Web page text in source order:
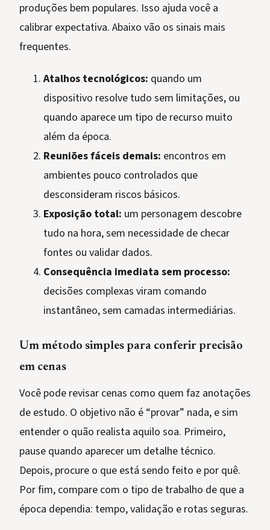
produções bem populares. Isso ajuda você a
calibrar expectativa. Abaixo vão os sinais mais
frequentes.
Atalhos tecnológicos: quando um
dispositivo resolve tudo sem limitações, ou
quando aparece um tipo de recurso muito
além da época.
Reuniões fáceis demais: encontros em
ambientes pouco controlados que
desconsideram riscos básicos.
Exposição total: um personagem descobre
tudo na hora, sem necessidade de checar
fontes ou validar dados.
Consequência imediata sem processo:
decisões complexas viram comando
instantâneo, sem camadas intermediárias.
Um método simples para conferir precisão
em cenas
Você pode revisar cenas como quem faz anotações
de estudo. O objetivo não é “provar” nada, e sim
entender o quão realista aquilo soa. Primeiro,
pause quando aparecer um detalhe técnico.
Depois, procure o que está sendo feito e por quê.
Por fim, compare com o tipo de trabalho de que a
época dependia: tempo, validação e rotas seguras.